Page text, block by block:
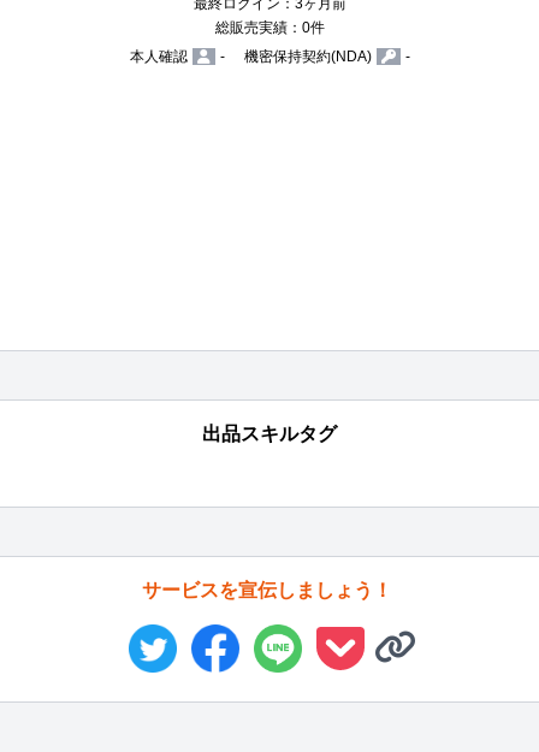
最終ログイン：3ヶ月前
総販売実績：0件
本人確認
- 機密保持契約(NDA) -
出品スキルタグ
サービスを宣伝しましょう！